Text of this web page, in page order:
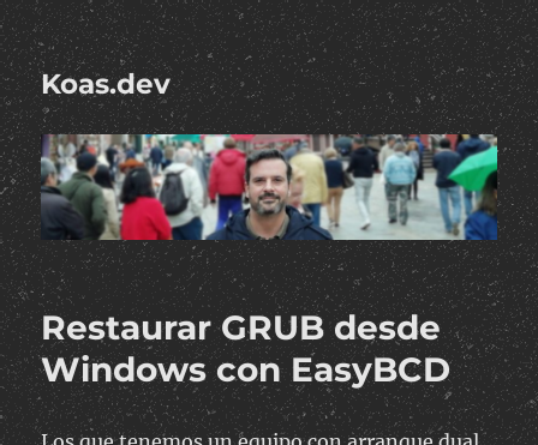
Koas.dev
Restaurar GRUB desde
Windows con EasyBCD